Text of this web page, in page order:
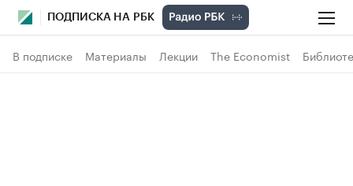
ПОДПИСКА НА РБК
В подписке Материалы Лекции The Economist